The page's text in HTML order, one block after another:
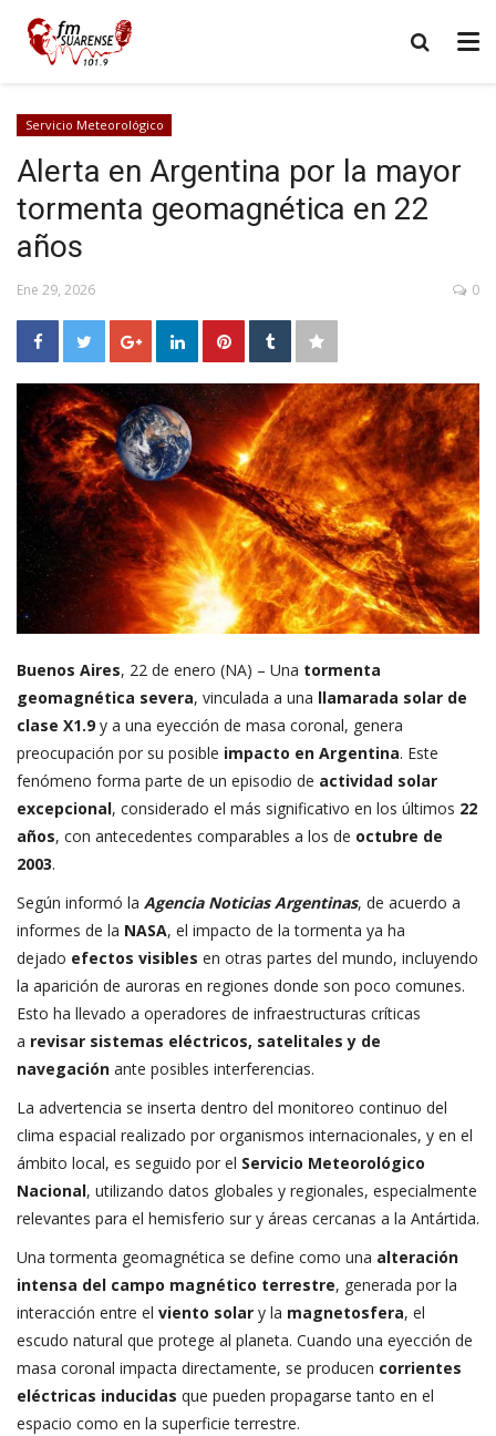
Servicio Meteorológico
Alerta en Argentina por la mayor
tormenta geomagnética en 22
años
Ene 29, 2026 0
Buenos Aires, 22 de enero (NA) – Una tormenta
geomagnética severa, vinculada a una llamarada solar de
clase X1.9 y a una eyección de masa coronal, genera
preocupación por su posible impacto en Argentina. Este
fenómeno forma parte de un episodio de actividad solar
excepcional, considerado el más significativo en los últimos 22
años, con antecedentes comparables a los de octubre de
2003.
Según informó la Agencia Noticias Argentinas, de acuerdo a
informes de la NASA, el impacto de la tormenta ya ha
dejado efectos visibles en otras partes del mundo, incluyendo
la aparición de auroras en regiones donde son poco comunes.
Esto ha llevado a operadores de infraestructuras críticas
a revisar sistemas eléctricos, satelitales y de
navegación ante posibles interferencias.
La advertencia se inserta dentro del monitoreo continuo del
clima espacial realizado por organismos internacionales, y en el
ámbito local, es seguido por el Servicio Meteorológico
Nacional, utilizando datos globales y regionales, especialmente
relevantes para el hemisferio sur y áreas cercanas a la Antártida.
Una tormenta geomagnética se define como una alteración
intensa del campo magnético terrestre, generada por la
interacción entre el viento solar y la magnetosfera, el
escudo natural que protege al planeta. Cuando una eyección de
masa coronal impacta directamente, se producen corrientes
eléctricas inducidas que pueden propagarse tanto en el
espacio como en la superficie terrestre.